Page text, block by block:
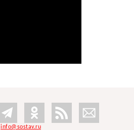
info@sostav.ru